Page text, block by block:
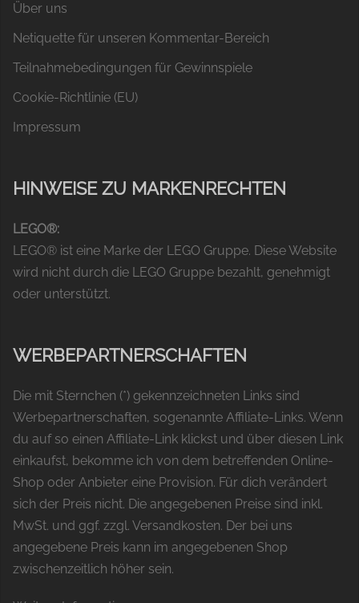
Über uns
Netiquette für unseren Kommentar-Bereich
Teilnahmebedingungen für Gewinnspiele
Cookie-Richtlinie (EU)
Impressum
HINWEISE ZU MARKENRECHTEN
LEGO®:
LEGO® ist eine Marke der LEGO Gruppe. Diese Website
wird nicht durch die LEGO Gruppe bezahlt, genehmigt
oder unterstützt.
WERBEPARTNERSCHAFTEN
Die mit Sternchen (*) gekennzeichneten Links sind
Werbepartnerschaften, sogenannte Affiliate-Links. Wenn
du auf so einen Affiliate-Link klickst und über diesen Link
einkaufst, bekomme ich von dem betreffenden Online-
Shop oder Anbieter eine Provision. Für dich verändert
sich der Preis nicht. Die angegebenen Preise sind inkl.
MwSt. und ggf. zzgl. Versandkosten. Der bei uns
angegebene Preis kann im angegebenen Shop
zwischenzeitlich höher sein.